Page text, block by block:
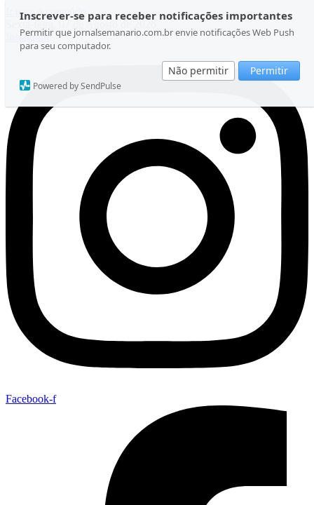
Inscrever-se para receber notificações importantes
Permitir que jornalsemanario.com.br envie notificações Web Push
para seu computador.
Não permitir Permitir
Powered by SendPulse
Ir para o conteúdo
Sexta-feira, 07 de Agosto de 2026
Instagram
Facebook-f